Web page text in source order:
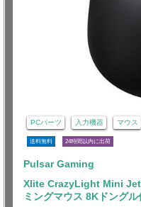
PCパーツ 入力機器 マウス
送料無料 24時間以内に出荷
Pulsar Gaming
Xlite CrazyLight Mini Jet
ミングマウス 8Kドング